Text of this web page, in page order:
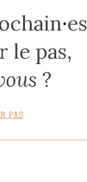
·es
le pas,
?
PAS